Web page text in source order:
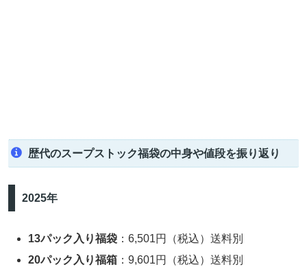
歴代のスープストック福袋の中身や値段を振り返り
2025年
13パック入り福袋 ：6,501円（税込）送料別
20パック入り福箱 ：9,601円（税込）送料別